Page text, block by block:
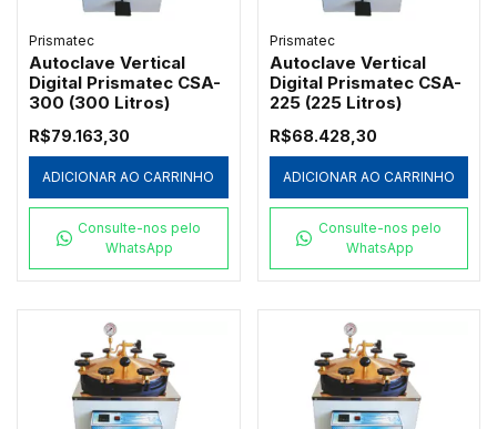
Prismatec
Autoclave Vertical
Digital Prismatec CSA-
300 (300 Litros)
R$79.163,30
ADICIONAR AO CARRINHO
Consulte-nos pelo
WhatsApp
Prismatec
Autoclave Vertical
Digital Prismatec CSA-
225 (225 Litros)
R$68.428,30
ADICIONAR AO CARRINHO
Consulte-nos pelo
WhatsApp